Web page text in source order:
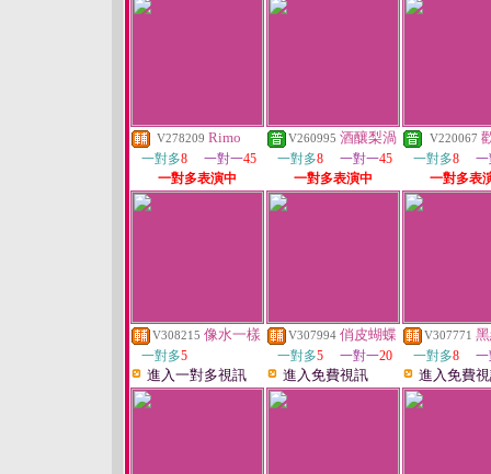
V278209 Rimo
一對多8 一對一45
一對多表演中
V260995 酒釀梨渦
一對多8 一對一45
一對多表演中
V220067
一對多8
一對多表
V308215 像水一樣
一對多5
進入一對多視訊
V307994 俏皮蝴蝶
一對多5 一對一20
進入免費視訊
V307771
一對多8
進入免費